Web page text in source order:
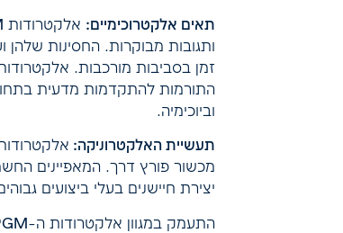
תאים אלקטרוכימיים:
ותגובות מבוקרות. החסינות שלהן
זמן בסביבות מורכבות.
התורמות להתקדמות מדעית
וביוכימיה.
תעשיית האלקטרוניקה:
מכשור פורץ דרך. המאפיינים
יצירת חיישנים בעלי ביצועים